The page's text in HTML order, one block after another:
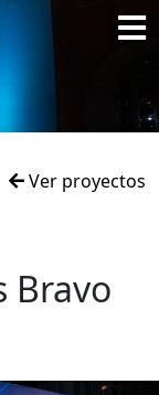
Ver proyectos
Bravo